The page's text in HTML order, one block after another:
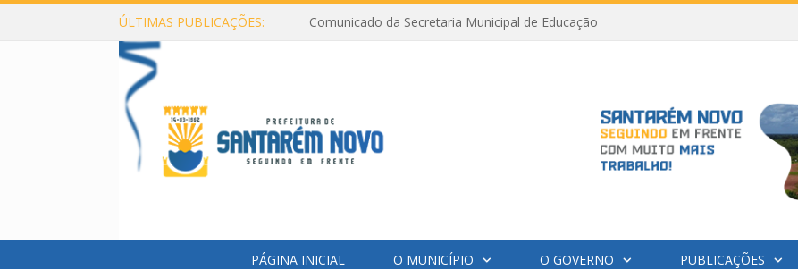
ÚLTIMAS PUBLICAÇÕES: Comunicado da Secretaria Municipal de Educação
PÁGINA INICIAL O MUNICÍPIO O GOVERNO PUBLICAÇÕES